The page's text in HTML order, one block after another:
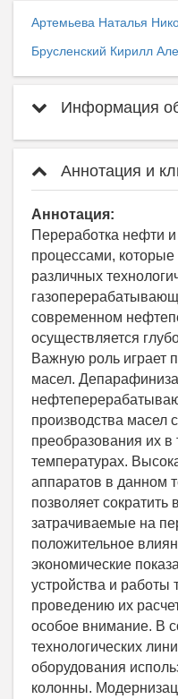
Артемьева Наталья
Брусленский Кирилл
Информация
Аннотация и
Аннотация:
Переработка нефти
процессами,
различных
современном
осуществляется
Важную роль играет
масел.
производства масел
преобразования их в
температурах.
аппаратов в данном
позволяет
затрачиваемые на
положительное
экономические
устройства и работы
проведению их
особое внимание. В
технологических
оборудования
колонны.